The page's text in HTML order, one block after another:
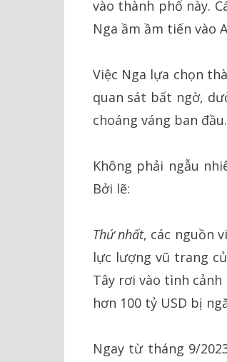
vào thành phố này.
Nga ầm ầm tiến vào
Việc Nga lựa chọn
quan sát bất ngờ,
choáng váng ban đầu.
Không phải ngẫu
Bởi lẽ:
Thứ nhất, các nguồn
lực lượng vũ trang
Tây rơi vào tình
hơn 100 tỷ USD bị
Ngay từ tháng 9/